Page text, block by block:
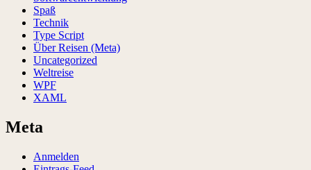
Spaß
Technik
Type Script
Über Reisen (Meta)
Uncategorized
Weltreise
WPF
XAML
Meta
Anmelden